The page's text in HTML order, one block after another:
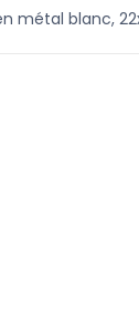
métal blanc,